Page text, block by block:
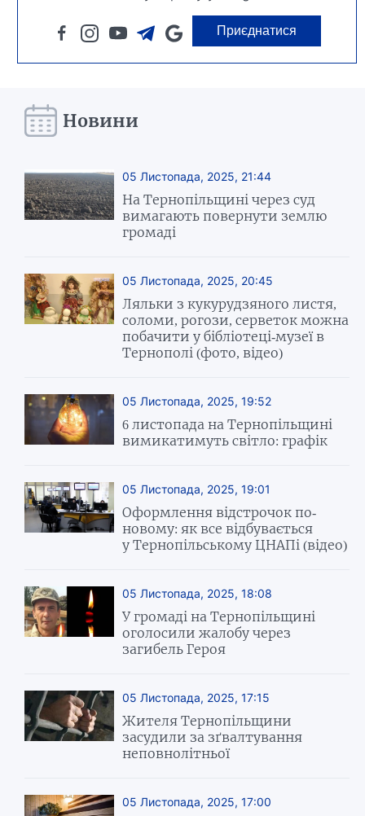
Приєднатися
Новини
05 Листопада, 2025, 21:44
На Тернопільщині через суд
вимагають повернути землю
громаді
05 Листопада, 2025, 20:45
Ляльки з кукурудзяного листя,
соломи, рогози, серветок можна
побачити у бібліотеці-музеї в
Тернополі (фото, відео)
05 Листопада, 2025, 19:52
6 листопада на Тернопільщині
вимикатимуть світло: графік
05 Листопада, 2025, 19:01
Оформлення відстрочок по-
новому: як все відбувається
у Тернопільському ЦНАПі (відео)
05 Листопада, 2025, 18:08
У громаді на Тернопільщині
оголосили жалобу через
загибель Героя
05 Листопада, 2025, 17:15
Жителя Тернопільщини
засудили за зґвалтування
неповнолітньої
05 Листопада, 2025, 17:00